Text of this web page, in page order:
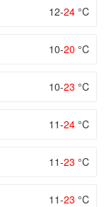
12-24 °C
10-20 °C
10-23 °C
11-24 °C
11-23 °C
11-23 °C